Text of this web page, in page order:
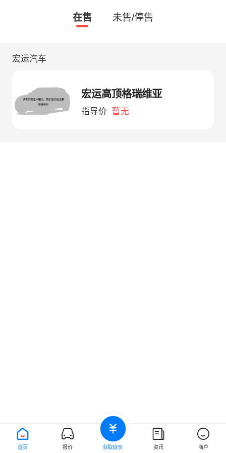
在售 未售/停售
宏运汽车
宏运高顶格瑞维亚
指导价 暂无
首页 报价 获取底价 资讯 商户